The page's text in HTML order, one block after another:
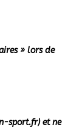
» lors de
sport.fr) et ne